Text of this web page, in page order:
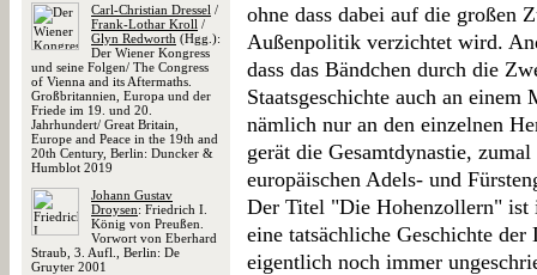
Carl-Christian Dressel /
Frank-Lothar Kroll /
Glyn Redworth (Hgg.):
Der Wiener Kongress
und seine Folgen/ The Congress
of Vienna and its Aftermaths.
Großbritannien, Europa und der
Friede im 19. und 20.
Jahrhundert/ Great Britain,
Europe and Peace in the 19th and
20th Century, Berlin: Duncker &
Humblot 2019
Johann Gustav
Droysen: Friedrich I.
König von Preußen.
Vorwort von Eberhard
Straub, 3. Aufl., Berlin: De
Gruyter 2001
ohne dass dabei auf die großen
Außenpolitik verzichtet wird.
dass das Bändchen durch die
Staatsgeschichte auch an
nämlich nur an den einzelnen
gerät die Gesamtdynastie,
europäischen Adels- und
Der Titel "Die Hohenzollern" ist
eine tatsächliche Geschichte
eigentlich noch immer